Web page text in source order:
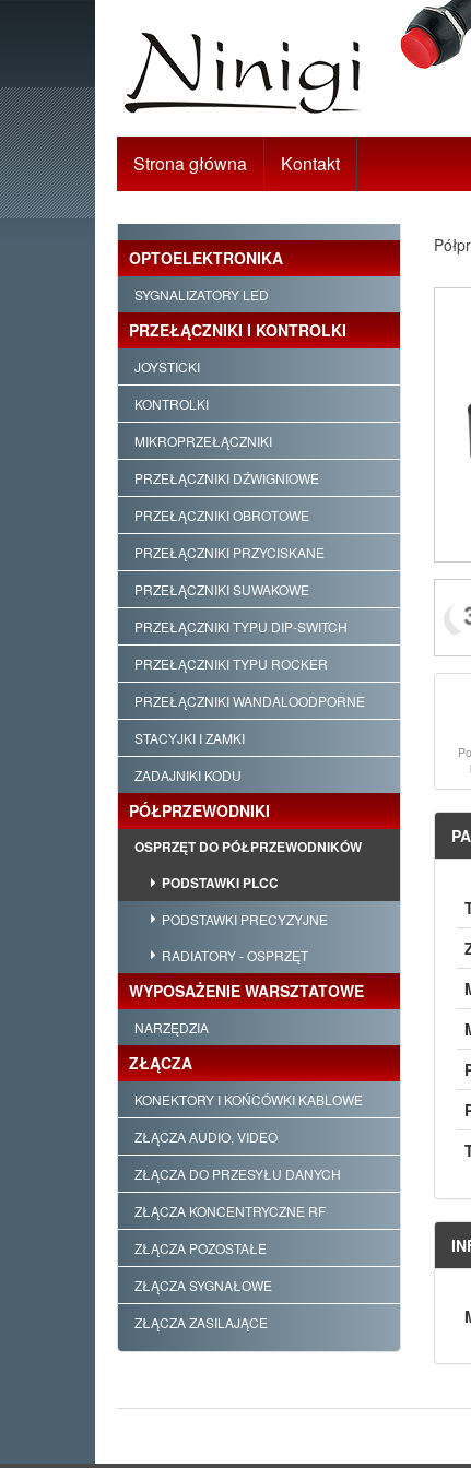
Strona główna Kontakt
OPTOELEKTRONIKA
SYGNALIZATORY LED
PRZEŁĄCZNIKI I KONTROLKI
JOYSTICKI
KONTROLKI
MIKROPRZEŁĄCZNIKI
PRZEŁĄCZNIKI DŹWIGNIOWE
PRZEŁĄCZNIKI OBROTOWE
PRZEŁĄCZNIKI PRZYCISKANE
PRZEŁĄCZNIKI SUWAKOWE
PRZEŁĄCZNIKI TYPU DIP-SWITCH
PRZEŁĄCZNIKI TYPU ROCKER
PRZEŁĄCZNIKI WANDALOODPORNE
STACYJKI I ZAMKI
ZADAJNIKI KODU
PÓŁPRZEWODNIKI
OSPRZĘT DO PÓŁPRZEWODNIKÓW
PODSTAWKI PLCC
PODSTAWKI PRECYZYJNE
RADIATORY - OSPRZĘT
WYPOSAŻENIE WARSZTATOWE
NARZĘDZIA
ZŁĄCZA
KONEKTORY I KOŃCÓWKI KABLOWE
ZŁĄCZA AUDIO, VIDEO
ZŁĄCZA DO PRZESYŁU DANYCH
ZŁĄCZA KONCENTRYCZNE RF
ZŁĄCZA POZOSTAŁE
ZŁĄCZA SYGNAŁOWE
ZŁĄCZA ZASILAJĄCE